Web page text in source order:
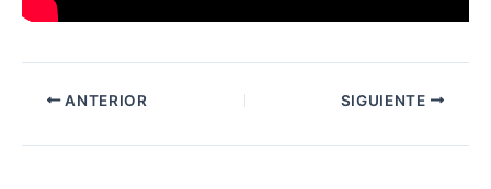
ANTERIOR SIGUIENTE